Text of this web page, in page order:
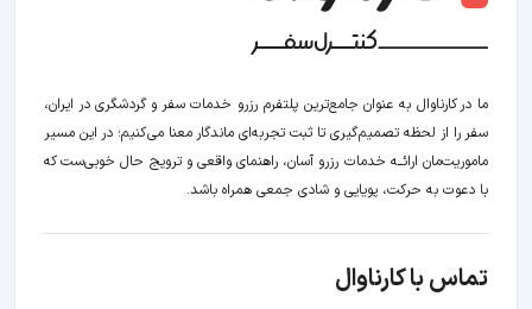
ما در کارناوال به عنوان جامع‌ترین پلتفرم رزرو خدمات سفر و گردشگری در ایران،
سفر را از لحظه‌ تصمیم‌گیری تا ثبت تجربه‌ای ماندگار معنا می‌کنیم؛ در این مسیر‍
ماموریت‌مان اراﺋــﻪ خدمات رزرو آسان، راهنمای واقعی و ترویج حال خوبی‌ست که
با دعوت به حرکت، پویایی و شادی جمعی همراه باشد.
تماس با کارناوال